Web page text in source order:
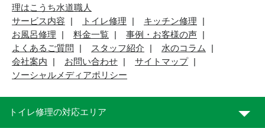
理はこうち水道職人
サービス内容
トイレ修理
キッチン修理
お風呂修理
料金一覧
事例・お客様の声
よくあるご質問
スタッフ紹介
水のコラム
会社案内
お問い合わせ
サイトマップ
ソーシャルメディアポリシー
トイレ修理の対応エリア